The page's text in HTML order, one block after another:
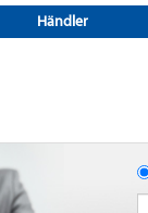
Händler